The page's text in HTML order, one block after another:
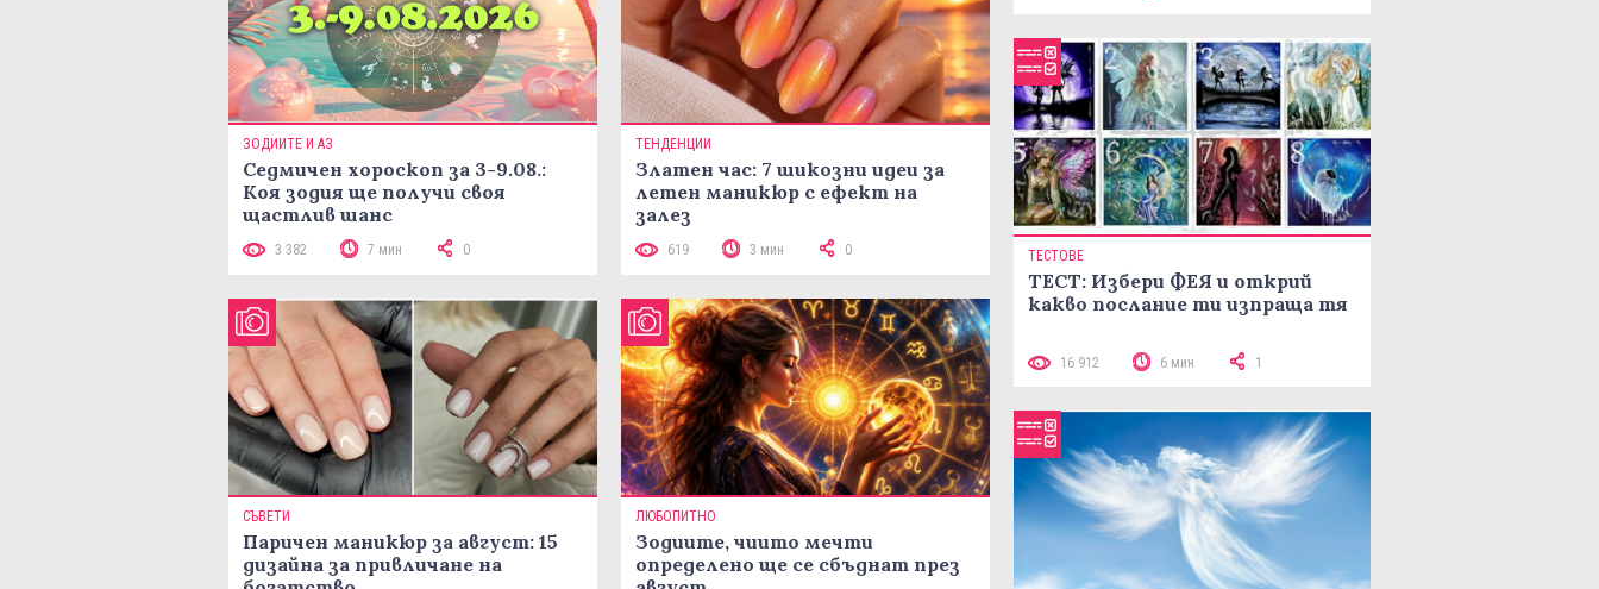
ЗОДИИТЕ И АЗ
Седмичен хороскоп за 3-9.08.:
Коя зодия ще получи своя
щастлив шанс
3 382 7 мин 0
ТЕНДЕНЦИИ
Златен час: 7 шикозни идеи за
летен маникюр с ефект на
залез
619 3 мин 0
СЪВЕТИ
Паричен маникюр за август: 15
дизайна за привличане на
ЛЮБОПИТНО
Зодиите, чиито мечти
определено ще се сбъднат през
ТЕСТОВЕ
ТЕСТ: Избери ФЕЯ и открий
какво послание ти изпраща тя
16 912 6 мин 1